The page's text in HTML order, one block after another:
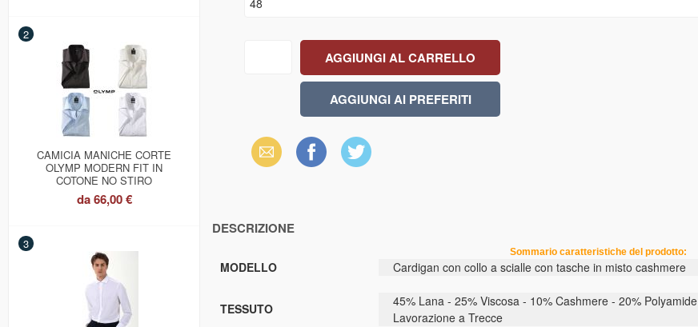
2
CAMICIA MANICHE CORTE
OLYMP MODERN FIT IN
COTONE NO STIRO
da66,00 €
3
Email Facebook X
DESCRIZIONE
Sommario caratteristiche del prodotto:
MODELLO Cardigan con collo a scialle con tasche in misto cashmere
TESSUTO
45% Lana - 25% Viscosa - 10% Cashmere - 20% Polyamide
Lavorazione a Trecce